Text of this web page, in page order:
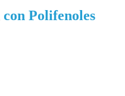
con Polifenoles